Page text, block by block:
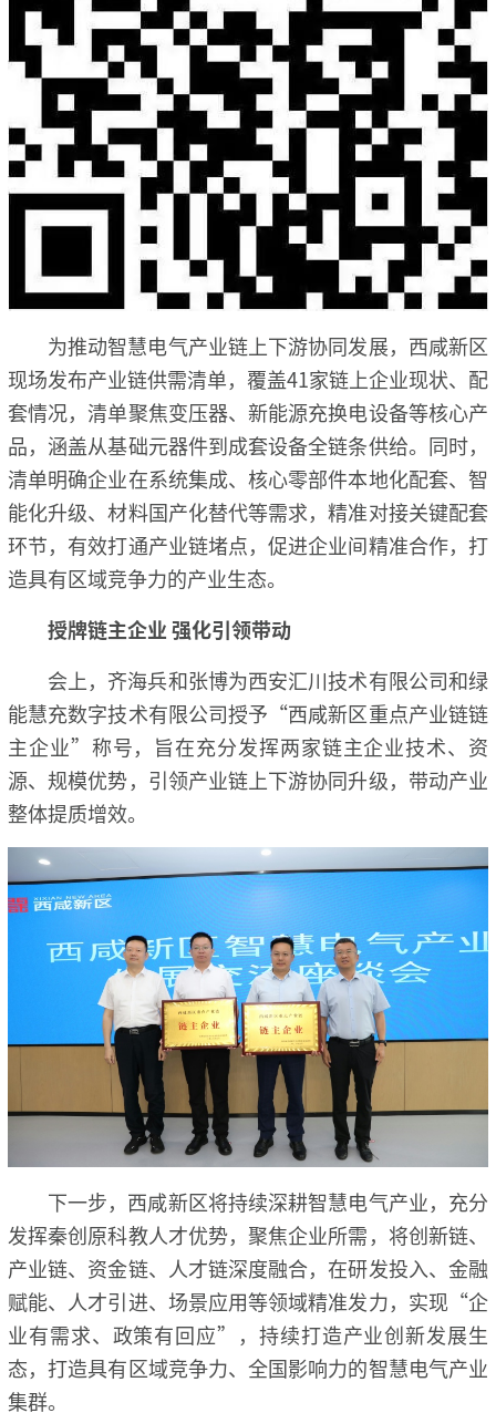
为推动智慧电气产业链上下游协同发展，西咸新区
现场发布产业链供需清单，覆盖41家链上企业现状、配
套情况，清单聚焦变压器、新能源充换电设备等核心产
品，涵盖从基础元器件到成套设备全链条供给。同时，
清单明确企业在系统集成、核心零部件本地化配套、智
能化升级、材料国产化替代等需求，精准对接关键配套
环节，有效打通产业链堵点，促进企业间精准合作，打
造具有区域竞争力的产业生态。
授牌链主企业 强化引领带动
会上，齐海兵和张博为西安汇川技术有限公司和绿
能慧充数字技术有限公司授予“西咸新区重点产业链链
主企业”称号，旨在充分发挥两家链主企业技术、资
源、规模优势，引领产业链上下游协同升级，带动产业
整体提质增效。
下一步，西咸新区将持续深耕智慧电气产业，充分
发挥秦创原科教人才优势，聚焦企业所需，将创新链、
产业链、资金链、人才链深度融合，在研发投入、金融
赋能、人才引进、场景应用等领域精准发力，实现“企
业有需求、政策有回应”，持续打造产业创新发展生
态，打造具有区域竞争力、全国影响力的智慧电气产业
集群。